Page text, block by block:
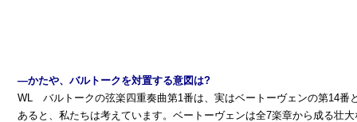
―かたや、バルトークを対置する意図は?
WL バルトークの弦楽四重奏曲第1番は、実はベートーヴェンの第14番
あると、私たちは考えています。ベートーヴェンは全7楽章から成る壮